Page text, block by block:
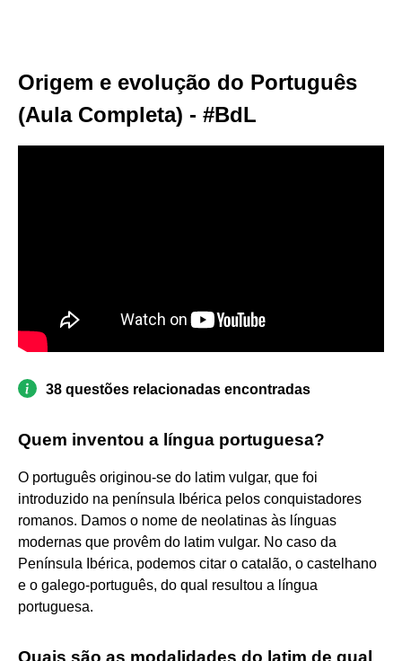
Origem e evolução do Português
(Aula Completa) - #BdL
38 questões relacionadas encontradas
Quem inventou a língua portuguesa?
O português originou-se do latim vulgar, que foi
introduzido na península Ibérica pelos conquistadores
romanos. Damos o nome de neolatinas às línguas
modernas que provêm do latim vulgar. No caso da
Península Ibérica, podemos citar o catalão, o castelhano
e o galego-português, do qual resultou a língua
portuguesa.
Quais são as modalidades do latim de qual